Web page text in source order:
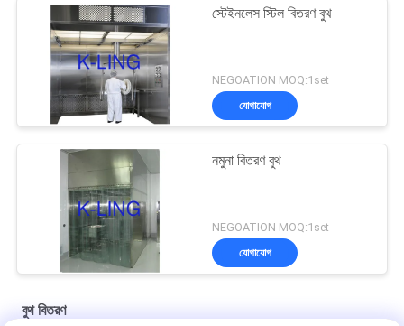
স্টেইনলেস স্টিল বিতরণ বুথ
NEGOATION MOQ:1set
যোগাযোগ
নমুনা বিতরণ বুথ
NEGOATION MOQ:1set
যোগাযোগ
বুথ বিতরণ